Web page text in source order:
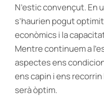
N’estic convençut. En
s’haurien pogut
econòmics i la
Mentre continuem a
aspectes ens
ens capin i ens
serà òptim.